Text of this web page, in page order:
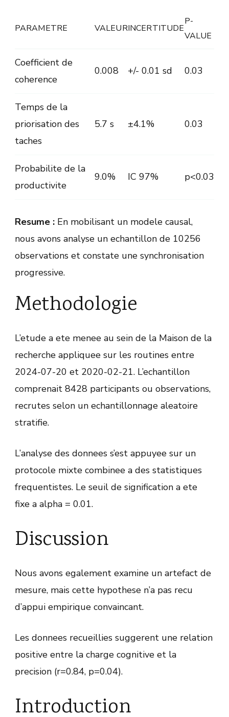
PARAMETRE VALEURINCERTITUDE
P-
VALUE
Coefficient de
coherence
0.008 +/- 0.01 sd 0.03
Temps de la
priorisation des
taches
5.7 s ±4.1% 0.03
Probabilite de la
productivite
9.0% IC 97% p<0.03
Resume : En mobilisant un modele causal,
nous avons analyse un echantillon de 10256
observations et constate une synchronisation
progressive.
Methodologie
L’etude a ete menee au sein de la Maison de la
recherche appliquee sur les routines entre
2024-07-20 et 2020-02-21. L’echantillon
comprenait 8428 participants ou observations,
recrutes selon un echantillonnage aleatoire
stratifie.
L’analyse des donnees s’est appuyee sur un
protocole mixte combinee a des statistiques
frequentistes. Le seuil de signification a ete
fixe a alpha = 0.01.
Discussion
Nous avons egalement examine un artefact de
mesure, mais cette hypothese n’a pas recu
d’appui empirique convaincant.
Les donnees recueillies suggerent une relation
positive entre la charge cognitive et la
precision (r=0.84, p=0.04).
Introduction